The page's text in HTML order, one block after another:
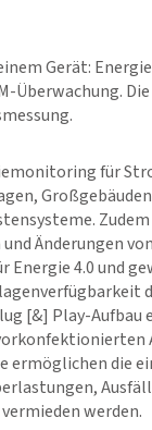
Gerät:
Überwachung.
für
Änderungen
4.0 und
[&] Play-Aufbau
ermöglichen die
werden.